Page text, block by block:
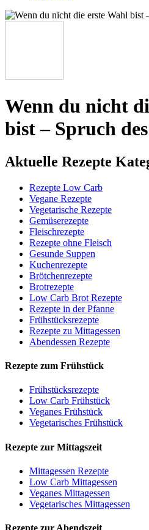
Wenn du nicht
bist – Spruch des
Aktuelle Rezepte
Rezepte Low Carb
Vegane Rezepte
Vegetarische Rezepte
Gemüserezepte
Fleischrezepte
Rezepte ohne Fleisch
Gesunde Suppen
Kuchenrezepte
Brötchenrezepte
Brotrezepte
Low Carb Brot Rezepte
Rezepte in der Pfanne
Frühstücksrezepte
Rezepte zu Mittagessen
Abendessen Rezepte
Rezepte zum Frühstück
Frühstücksrezepte
Low Carb Frühstück
Veganes Frühstück
Vegetarisches Frühstück
Rezepte zur Mittagszeit
Mittagessen Rezepte
Low Carb Mittagessen
Veganes Mittagessen
Vegetarisches Mittagessen